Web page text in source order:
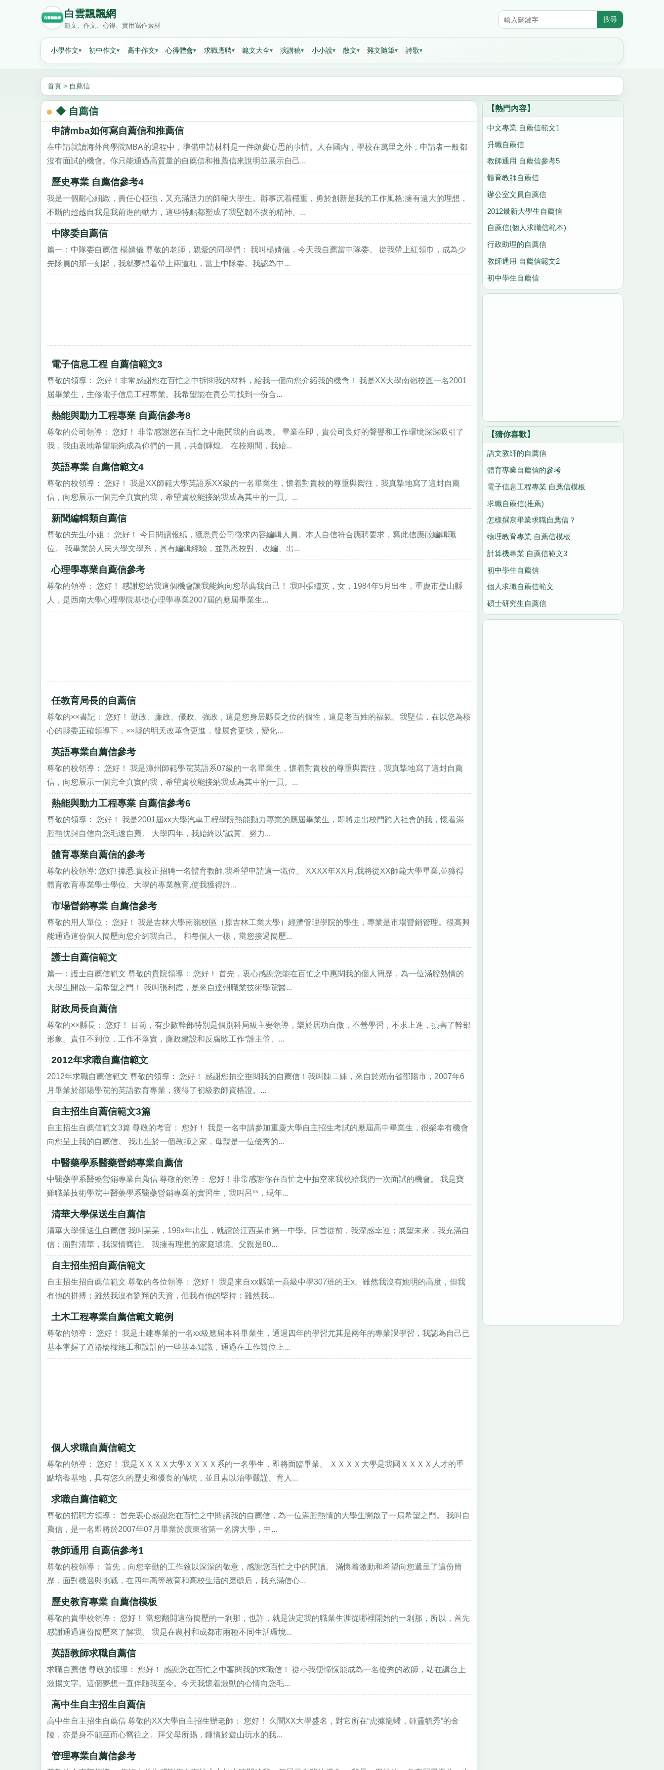
白雲飄飄網
範文、作文、心得、實用寫作素材
小學作文 初中作文 高中作文 心得體會 求職應聘 範文大全 演講稿 小小說 散文 雜文隨筆 詩歌
首頁> 自薦信
◆ 自薦信
申請mba如何寫自薦信和推薦信
在申請就讀海外商學院MBA的過程中，準備申請材料是一件頗費心思的事情。人在國內，學校在萬里之外，申請者一般都
沒有面試的機會。你只能通過高質量的自薦信和推薦信來說明並展示自己...
歷史專業 自薦信參考4
我是一個耐心細緻，責任心極強，又充滿活力的師範大學生。辦事沉着穩重，勇於創新是我的工作風格;擁有遠大的理想，
不斷的超越自我是我前進的動力，這些特點都塑成了我堅韌不拔的精神。...
中隊委自薦信
篇一：中隊委自薦信 楊婧儀 尊敬的老師，親愛的同學們： 我叫楊婧儀，今天我自薦當中隊委。 從我帶上紅領巾，成為少
先隊員的那一刻起，我就夢想着帶上兩道杠，當上中隊委。我認為中...
電子信息工程 自薦信範文3
尊敬的領導： 您好！非常感謝您在百忙之中拆閱我的材料，給我一個向您介紹我的機會！ 我是XX大學南嶺校區一名2001
屆畢業生，主修電子信息工程專業。我希望能在貴公司找到一份合...
熱能與動力工程專業 自薦信參考8
尊敬的公司領導： 您好！ 非常感謝您在百忙之中翻閱我的自薦表。 畢業在即，貴公司良好的聲譽和工作環境深深吸引了
我，我由衷地希望能夠成為你們的一員，共創輝煌。 在校期間，我始...
英語專業 自薦信範文4
尊敬的校領導： 您好！ 我是XX師範大學英語系XX級的一名畢業生，懷着對貴校的尊重與嚮往，我真摯地寫了這封自薦
信，向您展示一個完全真實的我，希望貴校能接納我成為其中的一員。...
新聞編輯類自薦信
尊敬的先生/小姐： 您好！ 今日閱讀報紙，獲悉貴公司徵求內容編輯人員。本人自信符合應聘要求，寫此信應徵編輯職
位。 我畢業於人民大學文學系，具有編輯經驗，並熟悉校對、改編、出...
心理學專業自薦信參考
尊敬的領導： 您好！ 感謝您給我這個機會讓我能夠向您舉薦我自己！ 我叫張繼英，女，1984年5月出生，重慶市璧山縣
人，是西南大學心理學院基礎心理學專業2007屆的應屆畢業生...
任教育局長的自薦信
尊敬的××書記： 您好！ 勤政、廉政、優政、強政，這是您身居縣長之位的個性，這是老百姓的福氣。我堅信，在以您為核
心的縣委正確領導下，××縣的明天改革會更進，發展會更快，變化...
英語專業自薦信參考
尊敬的校領導： 您好！ 我是漳州師範學院英語系07級的一名畢業生，懷着對貴校的尊重與嚮往，我真摯地寫了這封自薦
信，向您展示一個完全真實的我，希望貴校能接納我成為其中的一員。...
熱能與動力工程專業 自薦信參考6
尊敬的領導： 您好！ 我是2001屆xx大學汽車工程學院熱能動力專業的應屆畢業生，即將走出校門跨入社會的我，懷着滿
腔熱忱與自信向您毛遂自薦。 大學四年，我始終以“誠實、努力...
體育專業自薦信的參考
尊敬的校領導: 您好! 據悉,貴校正招聘一名體育教師,我希望申請這一職位。 XXXX年XX月,我將從XX師範大學畢業,並獲得
體育教育專業學士學位。大學的專業教育,使我獲得許...
市場營銷專業 自薦信參考
尊敬的用人單位： 您好！ 我是吉林大學南嶺校區（原吉林工業大學）經濟管理學院的學生，專業是市場營銷管理。很高興
能通過這份個人簡歷向您介紹我自己。 和每個人一樣，當您接過簡歷...
護士自薦信範文
篇一：護士自薦信範文 尊敬的貴院領導： 您好！ 首先，衷心感謝您能在百忙之中惠閱我的個人簡歷，為一位滿腔熱情的
大學生開啟一扇希望之門！ 我叫張利霞，是來自達州職業技術學院醫...
財政局長自薦信
尊敬的××縣長： 您好！ 目前，有少數幹部特別是個別科局級主要領導，樂於居功自傲，不善學習，不求上進，損害了幹部
形象。責任不到位，工作不落實，廉政建設和反腐敗工作“誰主管、...
2012年求職自薦信範文
2012年求職自薦信範文 尊敬的領導： 您好！ 感謝您抽空垂閱我的自薦信！我叫陳二妹，來自於湖南省邵陽市，2007年6
月畢業於邵陽學院的英語教育專業，獲得了初級教師資格證。...
自主招生自薦信範文3篇
自主招生自薦信範文3篇 尊敬的考官： 您好！ 我是一名申請參加重慶大學自主招生考試的應屆高中畢業生，很榮幸有機會
向您呈上我的自薦信。 我出生於一個教師之家，母親是一位優秀的...
中醫藥學系醫藥營銷專業自薦信
中醫藥學系醫藥營銷專業自薦信 尊敬的領導： 您好！非常感謝你在百忙之中抽空來我校給我們一次面試的機會。 我是寶
雞職業技術學院中醫藥學系醫藥營銷專業的實習生，我叫呂**，現年...
清華大學保送生自薦信
清華大學保送生自薦信 我叫某某，199x年出生，就讀於江西某市第一中學。回首從前，我深感幸運；展望未來，我充滿自
信；面對清華，我深情嚮往。 我擁有理想的家庭環境。父親是80...
自主招生招自薦信範文
自主招生招自薦信範文 尊敬的各位領導： 您好！ 我是來自xx縣第一高級中學307班的王x。雖然我沒有姚明的高度，但我
有他的拼搏；雖然我沒有劉翔的天資，但我有他的堅持；雖然我...
土木工程專業自薦信範文範例
尊敬的領導： 您好！ 我是土建專業的一名xx級應屆本科畢業生，通過四年的學習尤其是兩年的專業課學習，我認為自己已
基本掌握了道路橋樑施工和設計的一些基本知識，通過在工作崗位上...
個人求職自薦信範文
尊敬的領導： 您好！ 我是ＸＸＸＸ大學ＸＸＸＸ系的一名學生，即將面臨畢業。 ＸＸＸＸ大學是我國ＸＸＸＸ人才的重
點培養基地，具有悠久的歷史和優良的傳統，並且素以治學嚴謹、育人...
求職自薦信範文
尊敬的招聘方領導： 首先衷心感謝您在百忙之中閱讀我的自薦信，為一位滿腔熱情的大學生開啟了一扇希望之門。 我叫自
薦信，是一名即將於2007年07月畢業於廣東省第一名牌大學，中...
教師通用 自薦信參考1
尊敬的校領導： 首先，向您辛勤的工作致以深深的敬意，感謝您百忙之中的閱讀。 滿懷着激動和希望向您遞呈了這份簡
歷，面對機遇與挑戰，在四年高等教育和高校生活的磨礪后，我充滿信心...
歷史教育專業 自薦信模板
尊敬的貴學校領導： 您好！ 當您翻開這份簡歷的一剎那，也許，就是決定我的職業生涯從哪裡開始的一剎那，所以，首先
感謝通過這份簡歷來了解我。 我是在農村和成都市兩種不同生活環境...
英語教師求職自薦信
求職自薦信 尊敬的領導： 您好！ 感謝您在百忙之中審閱我的求職信！ 從小我便憧憬能成為一名優秀的教師，站在講台上
激揚文字。這個夢想一直伴隨我至今。今天我懷着激動的心情向您毛...
高中生自主招生自薦信
高中生自主招生自薦信 尊敬的XX大學自主招生辦老師： 您好！ 久聞XX大學盛名，對它所在“虎據龍蟠，鍾靈毓秀”的金
陵，亦是身不能至而心嚮往之。拜父母所賜，鍾情於遊山玩水的我...
管理專業自薦信參考
【熱門內容】
中文專業 自薦信範文1
升職自薦信
教師通用 自薦信參考5
體育教師自薦信
辦公室文員自薦信
2012最新大學生自薦信
自薦信(個人求職信範本)
行政助理的自薦信
教師通用 自薦信範文2
初中學生自薦信
【猜你喜歡】
語文教師的自薦信
體育專業自薦信的參考
電子信息工程專業 自薦信模板
求職自薦信(推薦)
怎樣撰寫畢業求職自薦信？
物理教育專業 自薦信模板
計算機專業 自薦信範文3
初中學生自薦信
個人求職自薦信範文
碩士研究生自薦信